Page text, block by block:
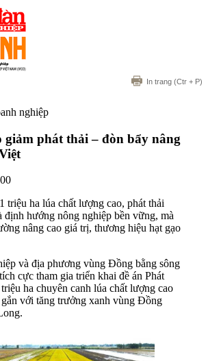
In trang (Ctr + P)
nghiệp
giảm phát thải – đòn bẩy nâng
triệu ha lúa chất lượng cao, phát thải
định hướng nông nghiệp bền vững, mà
nâng cao giá trị, thương hiệu hạt gạo
và địa phương vùng Đồng bằng sông
cực tham gia triển khai đề án Phát
ha chuyên canh lúa chất lượng cao
gắn với tăng trưởng xanh vùng Đồng